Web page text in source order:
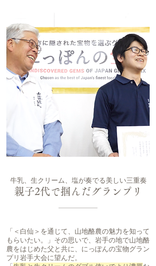
牛乳、生クリーム、塩が奏でる美しい三重奏
親子2代で掴んだグランプリ
「＜白仙＞を通じて、山地酪農の魅力を知って
もらいたい。」その思いで、岩手の地で山地酪
農をはじめた父と共に、にっぽんの宝物グラン
プリ岩手大会に望んだ。